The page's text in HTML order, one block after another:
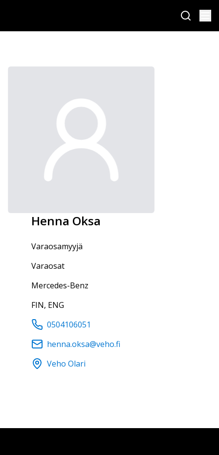
Henna Oksa
varaosamyyjä
Varaosat
Mercedes-Benz
FIN, ENG
0504106051
henna.oksa@veho.fi
Veho Olari